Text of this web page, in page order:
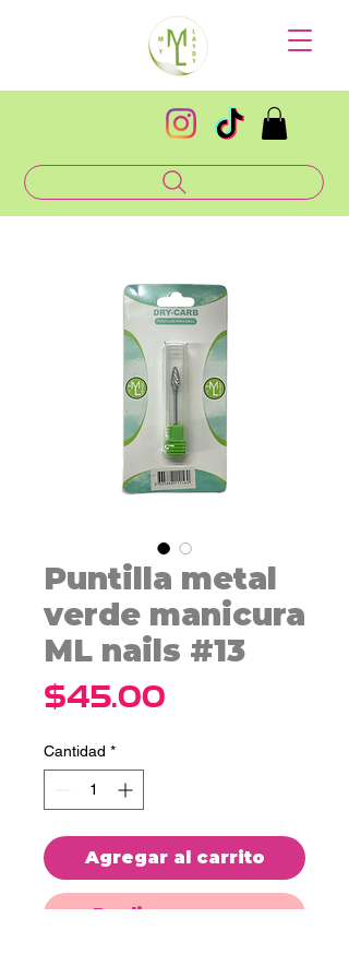
Puntilla metal
verde manicura
ML nails #13
$45.00
Cantidad *
Agregar al carrito
Realizar compra